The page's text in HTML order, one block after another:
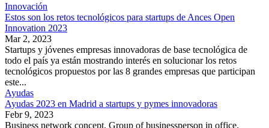
Innovación
Estos son los retos tecnológicos para startups de Ances Open
Innovation 2023
Mar 2, 2023
Startups y jóvenes empresas innovadoras de base tecnológica de
todo el país ya están mostrando interés en solucionar los retos
tecnológicos propuestos por las 8 grandes empresas que participan
este...
Ayudas
Ayudas 2023 en Madrid a startups y pymes innovadoras
Febr 9, 2023
Business network concept. Group of businessperson in office.